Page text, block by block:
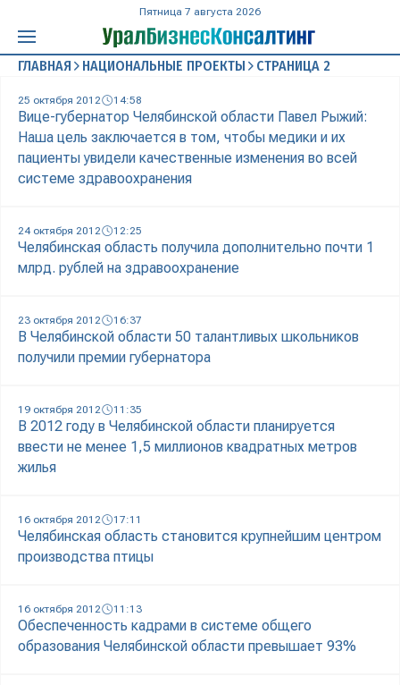
Пятница 7 августа 2026
ГЛАВНАЯ НАЦИОНАЛЬНЫЕ ПРОЕКТЫ СТРАНИЦА 2
25 октября 2012 14:58
Вице-губернатор Челябинской области Павел Рыжий:
Наша цель заключается в том, чтобы медики и их
пациенты увидели качественные изменения во всей
системе здравоохранения
24 октября 2012 12:25
Челябинская область получила дополнительно почти 1
млрд. рублей на здравоохранение
23 октября 2012 16:37
В Челябинской области 50 талантливых школьников
получили премии губернатора
19 октября 2012 11:35
В 2012 году в Челябинской области планируется
ввести не менее 1,5 миллионов квадратных метров
жилья
16 октября 2012 17:11
Челябинская область становится крупнейшим центром
производства птицы
16 октября 2012 11:13
Обеспеченность кадрами в системе общего
образования Челябинской области превышает 93%